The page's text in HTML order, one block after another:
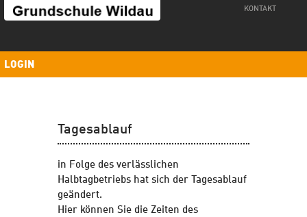
Kontakt KONTAKT
LOGIN
Tagesablauf
in Folge des verlässlichen
Halbtagbetriebs hat sich der Tagesablauf
geändert.
Hier können Sie die Zeiten des